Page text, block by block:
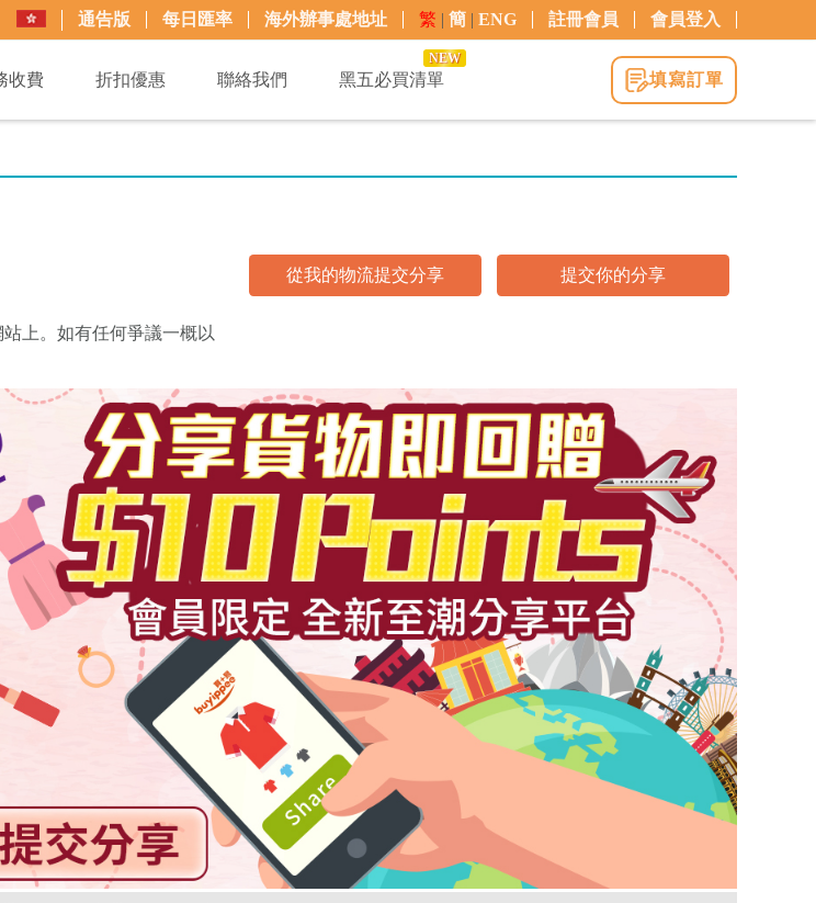
通告版 每日匯率 海外辦事處地址 繁 | 簡 | ENG 註冊會員 會員登入
收費 折扣優惠 聯絡我們 黑五必買清單
NEW
填寫訂單
上。如有任何爭議一概以
從我的物流提交分享 提交你的分享